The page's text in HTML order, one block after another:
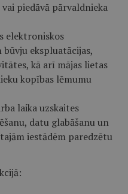
piedāvā pārvaldnieka
elektroniskos
ekspluatācijas,
kā arī mājas lietas
kopības lēmumu
laika uzskaites
datu glabāšanu un
iestādēm paredzētu